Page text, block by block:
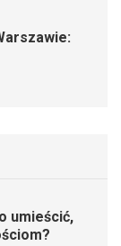
umieścić,